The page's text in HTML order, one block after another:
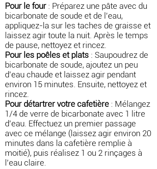
Pour le four: Préparez une pâte avec du
bicarbonate de soude et de l'eau,
appliquez-la sur les taches de graisse et
laissez agir toute la nuit. Après le temps
de pause, nettoyez et rincez.
Pour les poêles et plats : Saupoudrez de
bicarbonate de soude, ajoutez un peu
d'eau chaude et laissez agir pendant
environ 15 minutes. Ensuite, nettoyez et
rincez.
Pour détartrer votre cafetière : Mélangez
1/4 de verre de bicarbonate avec 1 litre
d'eau. Effectuez un premier passage
avec ce mélange (laissez agir environ 20
minutes dans la cafetière remplie à
moitié), puis réalisez 1 ou 2 rinçages à
l'eau claire.